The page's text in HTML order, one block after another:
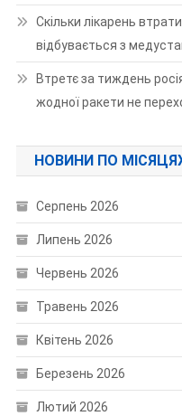
Скільки лікарень
відбувається з
Втретє за тиждень
жодної ракети не
НОВИНИ ПО
Серпень 2026
Липень 2026
Червень 2026
Травень 2026
Квітень 2026
Березень 2026
Лютий 2026